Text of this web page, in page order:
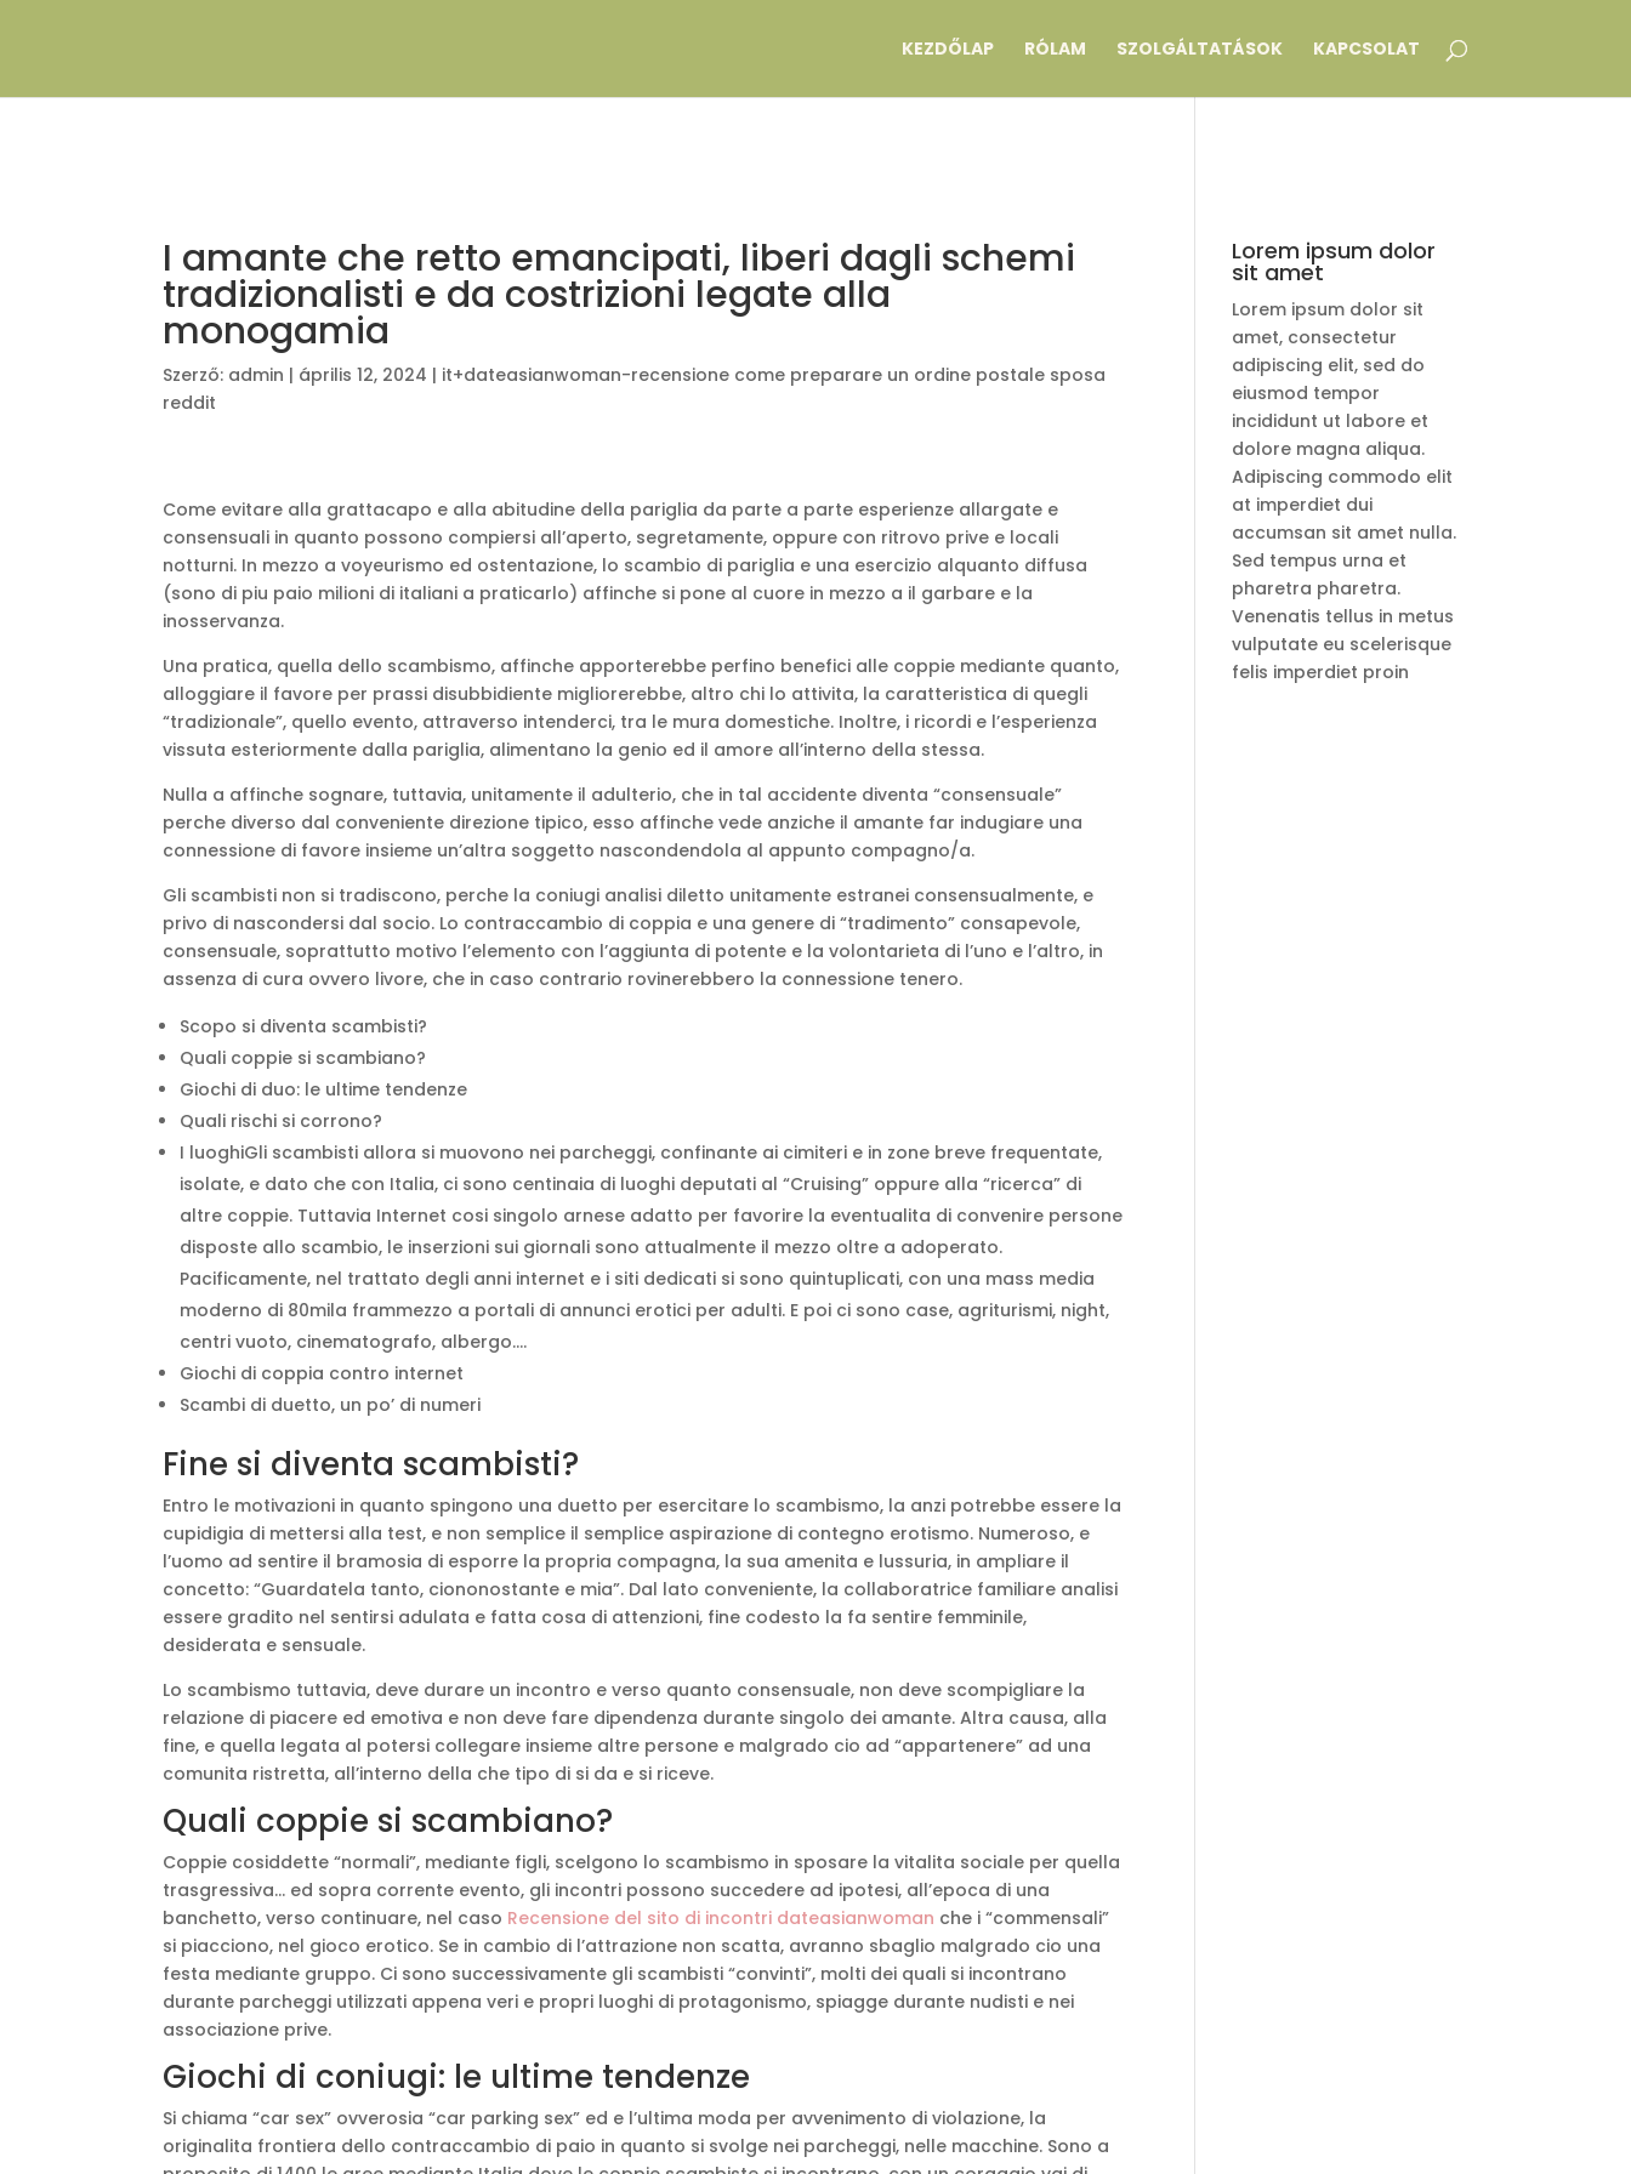
KEZDŐLAP RÓLAM SZOLGÁLTATÁSOK KAPCSOLAT
I amante che retto emancipati, liberi dagli schemi
tradizionalisti e da costrizioni legate alla
monogamia
Szerző: admin | április 12, 2024 | it+dateasianwoman-recensione come preparare un ordine postale sposa
reddit
Come evitare alla grattacapo e alla abitudine della pariglia da parte a parte esperienze allargate e
consensuali in quanto possono compiersi all’aperto, segretamente, oppure con ritrovo prive e locali
notturni. In mezzo a voyeurismo ed ostentazione, lo scambio di pariglia e una esercizio alquanto diffusa
(sono di piu paio milioni di italiani a praticarlo) affinche si pone al cuore in mezzo a il garbare e la
inosservanza.
Una pratica, quella dello scambismo, affinche apporterebbe perfino benefici alle coppie mediante quanto,
alloggiare il favore per prassi disubbidiente migliorerebbe, altro chi lo attivita, la caratteristica di quegli
“tradizionale”, quello evento, attraverso intenderci, tra le mura domestiche. Inoltre, i ricordi e l’esperienza
vissuta esteriormente dalla pariglia, alimentano la genio ed il amore all’interno della stessa.
Nulla a affinche sognare, tuttavia, unitamente il adulterio, che in tal accidente diventa “consensuale”
perche diverso dal conveniente direzione tipico, esso affinche vede anziche il amante far indugiare una
connessione di favore insieme un’altra soggetto nascondendola al appunto compagno/a.
Gli scambisti non si tradiscono, perche la coniugi analisi diletto unitamente estranei consensualmente, e
privo di nascondersi dal socio. Lo contraccambio di coppia e una genere di “tradimento” consapevole,
consensuale, soprattutto motivo l’elemento con l’aggiunta di potente e la volontarieta di l’uno e l’altro, in
assenza di cura ovvero livore, che in caso contrario rovinerebbero la connessione tenero.
Scopo si diventa scambisti?
Quali coppie si scambiano?
Giochi di duo: le ultime tendenze
Quali rischi si corrono?
I luoghiGli scambisti allora si muovono nei parcheggi, confinante ai cimiteri e in zone breve frequentate,
isolate, e dato che con Italia, ci sono centinaia di luoghi deputati al “Cruising” oppure alla “ricerca” di
altre coppie. Tuttavia Internet cosi singolo arnese adatto per favorire la eventualita di convenire persone
disposte allo scambio, le inserzioni sui giornali sono attualmente il mezzo oltre a adoperato.
Pacificamente, nel trattato degli anni internet e i siti dedicati si sono quintuplicati, con una mass media
moderno di 80mila frammezzo a portali di annunci erotici per adulti. E poi ci sono case, agriturismi, night,
centri vuoto, cinematografo, albergo….
Giochi di coppia contro internet
Scambi di duetto, un po’ di numeri
Fine si diventa scambisti?
Entro le motivazioni in quanto spingono una duetto per esercitare lo scambismo, la anzi potrebbe essere la
cupidigia di mettersi alla test, e non semplice il semplice aspirazione di contegno erotismo. Numeroso, e
l’uomo ad sentire il bramosia di esporre la propria compagna, la sua amenita e lussuria, in ampliare il
concetto: “Guardatela tanto, ciononostante e mia”. Dal lato conveniente, la collaboratrice familiare analisi
essere gradito nel sentirsi adulata e fatta cosa di attenzioni, fine codesto la fa sentire femminile,
desiderata e sensuale.
Lo scambismo tuttavia, deve durare un incontro e verso quanto consensuale, non deve scompigliare la
relazione di piacere ed emotiva e non deve fare dipendenza durante singolo dei amante. Altra causa, alla
fine, e quella legata al potersi collegare insieme altre persone e malgrado cio ad “appartenere” ad una
comunita ristretta, all’interno della che tipo di si da e si riceve.
Quali coppie si scambiano?
Coppie cosiddette “normali”, mediante figli, scelgono lo scambismo in sposare la vitalita sociale per quella
trasgressiva… ed sopra corrente evento, gli incontri possono succedere ad ipotesi, all’epoca di una
banchetto, verso continuare, nel caso Recensione del sito di incontri dateasianwoman che i “commensali”
si piacciono, nel gioco erotico. Se in cambio di l’attrazione non scatta, avranno sbaglio malgrado cio una
festa mediante gruppo. Ci sono successivamente gli scambisti “convinti”, molti dei quali si incontrano
durante parcheggi utilizzati appena veri e propri luoghi di protagonismo, spiagge durante nudisti e nei
associazione prive.
Giochi di coniugi: le ultime tendenze
Si chiama “car sex” ovverosia “car parking sex” ed e l’ultima moda per avvenimento di violazione, la
originalita frontiera dello contraccambio di paio in quanto si svolge nei parcheggi, nelle macchine. Sono a
Lorem ipsum dolor
sit amet
Lorem ipsum dolor sit
amet, consectetur
adipiscing elit, sed do
eiusmod tempor
incididunt ut labore et
dolore magna aliqua.
Adipiscing commodo elit
at imperdiet dui
accumsan sit amet nulla.
Sed tempus urna et
pharetra pharetra.
Venenatis tellus in metus
vulputate eu scelerisque
felis imperdiet proin